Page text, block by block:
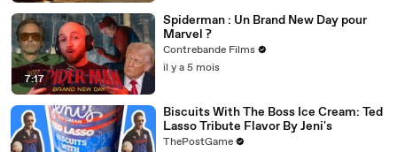
7:17
Spiderman : Un Brand New Day pour
Marvel ?
Contrebande Films
il y a 5 mois
Biscuits With The Boss Ice Cream: Ted
Lasso Tribute Flavor By Jeni's
ThePostGame